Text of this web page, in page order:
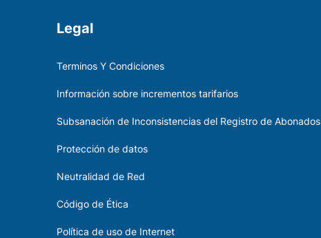
Legal
Terminos Y Condiciones
Información sobre incrementos tarifarios
Subsanación de Inconsistencias del Registro de Abonados
Protección de datos
Neutralidad de Red
Código de Ética
Política de uso de Internet